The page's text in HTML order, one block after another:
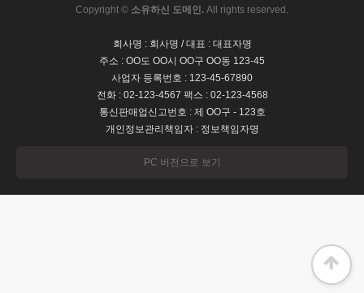
Copyright © 소유하신 도메인. All rights reserved.
회사명 : 회사명 / 대표 : 대표자명
주소 : OO도 OO시 OO구 OO동 123-45
사업자 등록번호 : 123-45-67890
전화 : 02-123-4567 팩스 : 02-123-4568
통신판매업신고번호 : 제 OO구 - 123호
개인정보관리책임자 : 정보책임자명
PC 버전으로 보기